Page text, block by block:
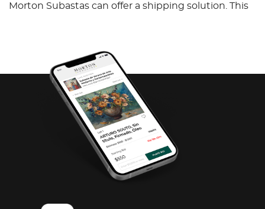
Morton Subastas can offer a shipping solution. This